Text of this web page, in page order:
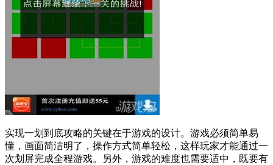
实现一划到底攻略的关键在于游戏的设计。游戏必须简单易
懂，画面简洁明了，操作方式简单轻松，这样玩家才能通过一
次划屏完成全程游戏。另外，游戏的难度也需要适中，既要有